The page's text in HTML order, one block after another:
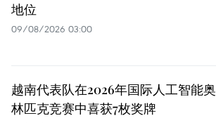
地位
09/08/2026 03:00
越南代表队在2026年国际人工智能奥
林匹克竞赛中喜获7枚奖牌